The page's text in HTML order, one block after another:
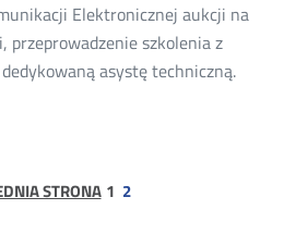
Elektronicznej aukcji na
przeprowadzenie szkolenia z
asystę techniczną.
STRONA strona
1 2